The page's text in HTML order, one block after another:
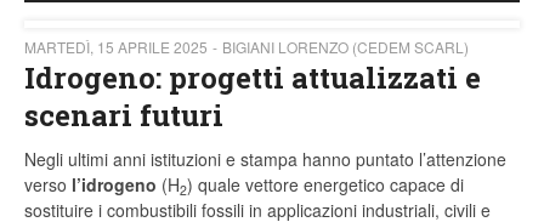
MARTEDÌ, 15 APRILE 2025 BIGIANI LORENZO (CEDEM SCARL)
Idrogeno: progetti attualizzati e
scenari futuri
Negli ultimi anni istituzioni e stampa hanno puntato l’attenzione
verso l’idrogeno (H2) quale vettore energetico capace di
sostituire i combustibili fossili in applicazioni industriali, civili e